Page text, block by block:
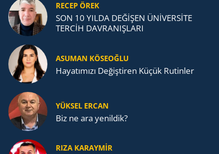
RECEP ÖREK
SON 10 YILDA DEĞİŞEN ÜNİVERSİTE
TERCİH DAVRANIŞLARI
ASUMAN KÖSEOĞLU
Ha­ya­tı­mı­zı De­ğiş­ti­ren Küçük Ru­tin­ler
YÜKSEL ERCAN
Biz ne ara yenildik?
RIZA KARAYMIR